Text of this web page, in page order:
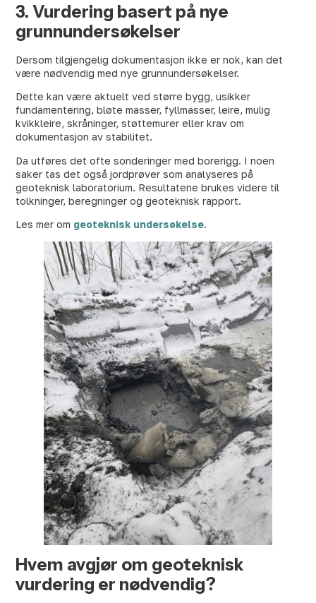
3. Vurdering basert på nye
grunnundersøkelser
Dersom tilgjengelig dokumentasjon ikke er nok, kan det
være nødvendig med nye grunnundersøkelser.
Dette kan være aktuelt ved større bygg, usikker
fundamentering, bløte masser, fyllmasser, leire, mulig
kvikkleire, skråninger, støttemurer eller krav om
dokumentasjon av stabilitet.
Da utføres det ofte sonderinger med borerigg. I noen
saker tas det også jordprøver som analyseres på
geoteknisk laboratorium. Resultatene brukes videre til
tolkninger, beregninger og geoteknisk rapport.
Les mer om geoteknisk undersøkelse.
Hvem avgjør om geoteknisk
vurdering er nødvendig?